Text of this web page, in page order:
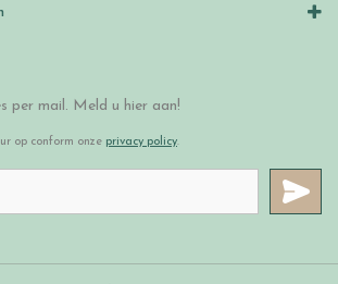
per mail. Meld u hier aan!
op conform onze privacy policy.